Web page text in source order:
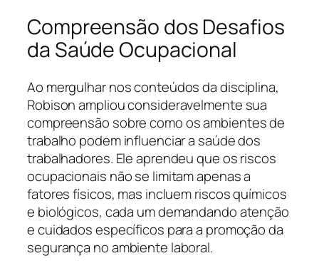
Compreensão dos Desafios
da Saúde Ocupacional
Ao mergulhar nos conteúdos da disciplina,
Robison ampliou consideravelmente sua
compreensão sobre como os ambientes de
trabalho podem influenciar a saúde dos
trabalhadores. Ele aprendeu que os riscos
ocupacionais não se limitam apenas a
fatores físicos, mas incluem riscos químicos
e biológicos, cada um demandando atenção
e cuidados específicos para a promoção da
segurança no ambiente laboral.